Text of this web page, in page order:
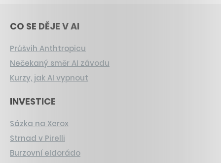
CO SE DĚJE V AI
Průšvih Anthtropicu
Nečekaný směr AI závodu
Kurzy, jak AI vypnout
INVESTICE
Sázka na Xerox
Strnad v Pirelli
Burzovní eldorádo